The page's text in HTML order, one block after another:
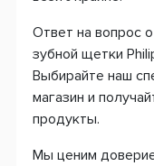
Ответ на вопрос
зубной щетки
Выбирайте наш
магазин и
продукты.
Мы ценим